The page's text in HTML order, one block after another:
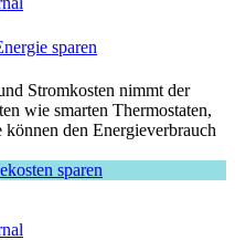
sparen
Stromkosten nimmt der
wie smarten Thermostaten,
den Energieverbrauch